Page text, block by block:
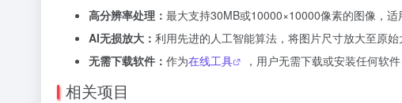
高分辨率处理： 最大支持30MB或10000×10000像素的图像，适
AI无损放大： 利用先进的人工智能算法，将图片尺寸放大至原
无需下载软件： 作为在线工具 ，用户无需下载或安装任何软
相关项目